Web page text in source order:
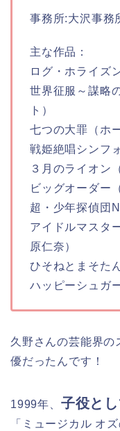
事務所:大沢事務
主な作品：
ログ・ホライズ
世界征服～謀略
ト）
七つの大罪（ホ
戦姫絶唱シンフ
３月のライオン
ビッグオーダー
超・少年探偵団
アイドルマスタ
原仁奈）
ひそねとまそた
ハッピーシュガ
久野さんの芸能界の
優だったんです！
1999年、 子役と
「ミュージカル オ